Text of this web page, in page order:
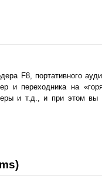
F8, портативного
и переходника на
и т.д., и при этом вы